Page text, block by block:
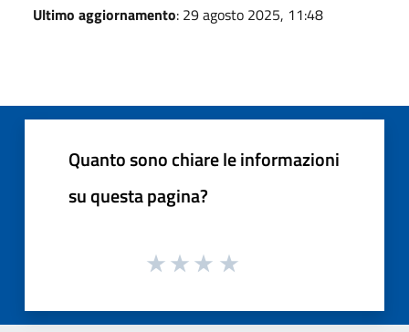
Ultimo aggiornamento: 29 agosto 2025, 11:48
Quanto sono chiare le informazioni
su questa pagina?